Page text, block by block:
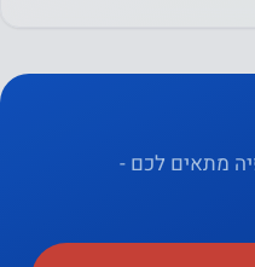
מתאים לכם -